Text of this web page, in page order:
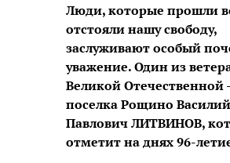
Люди, которые прошли
отстояли нашу свободу,
заслуживают особый
уважение. Один из
Великой Отечественной
поселка Рощино Василий
Павлович ЛИТВИНОВ,
отметит на днях 96-